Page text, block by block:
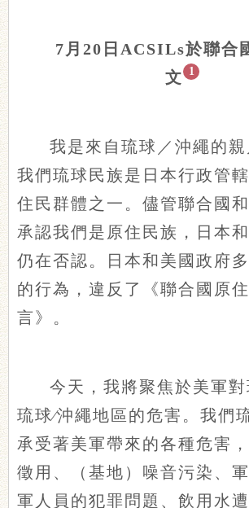
7月20日ACSILs於聯合
文
1
我是來自琉球／沖繩的親
我們琉球民族是日本行政管
住民群體之一。儘管聯合國
承認我們是原住民族，日本
仍在否認。日本和美國政府
的行為，違反了《聯合國原
言》。
今天，我將聚焦於美軍
琉球∕沖繩地區的危害。我們
承受著美軍帶來的各種危害
徵用、（基地）噪音污染、
軍人員的犯罪問題、飲用水